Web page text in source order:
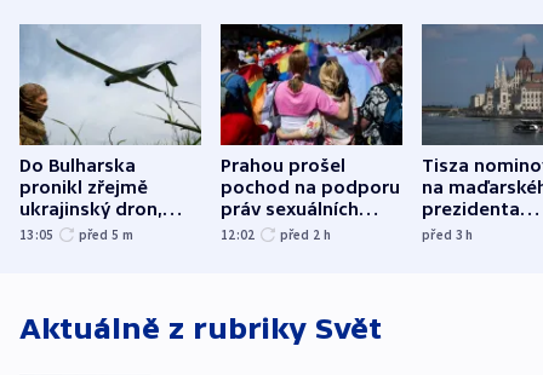
Do Bulharska
pronikl zřejmě
ukrajinský dron,
explodoval kilometr
13:05 před 5 m
Prahou prošel
pochod na podporu
práv sexuálních
menšin
12:02 před 2 h
Tisza
na
prezidenta
bývalého
před 3h
Aktuálně z rubriky Svět